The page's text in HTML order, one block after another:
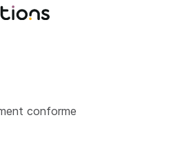
conforme